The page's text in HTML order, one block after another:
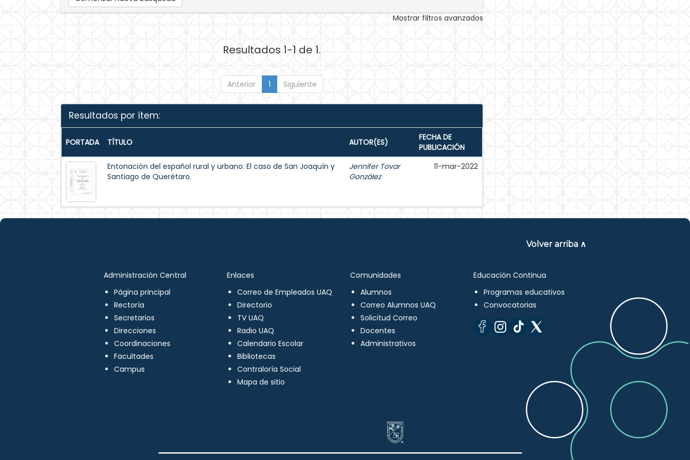
Mostrar filtros avanzados
Resultados 1-1 de 1.
Anterior 1 Siguiente
Resultados por ítem:
PORTADA TÍTULO AUTOR(ES)
FECHA DE
PUBLICACIÓN
Entonación del español rural y urbano: El caso de San Joaquín y
Santiago de Querétaro.
Jennifer Tovar
González
11-mar-2022
Volver arriba ∧
Administración Central
Página principal
Rectoría
Secretarios
Direcciones
Coordinaciones
Facultades
Campus
Enlaces
Correo de Empleados UAQ
Directorio
TV UAQ
Radio UAQ
Calendario Escolar
Bibliotecas
Contraloría Social
Mapa de sitio
Comunidades
Alumnos
Correo Alumnos UAQ
Solicitud Correo
Docentes
Administrativos
Educación Continua
Programas educativos
Convocatorias